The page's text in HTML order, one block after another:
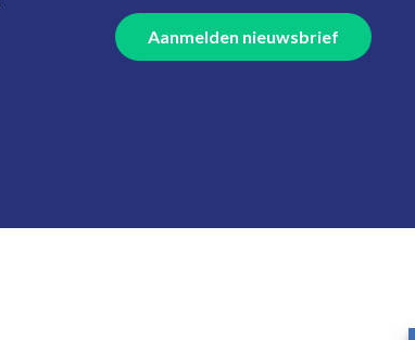
Aanmelden nieuwsbrief